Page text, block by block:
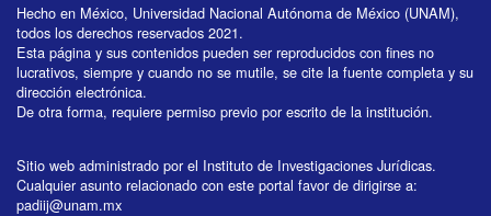
Hecho en México, Universidad Nacional Autónoma de México (UNAM),
todos los derechos reservados 2021.
Esta página y sus contenidos pueden ser reproducidos con fines no
lucrativos, siempre y cuando no se mutile, se cite la fuente completa y su
dirección electrónica.
De otra forma, requiere permiso previo por escrito de la institución.
Sitio web administrado por el Instituto de Investigaciones Jurídicas.
Cualquier asunto relacionado con este portal favor de dirigirse a:
padiij@unam.mx